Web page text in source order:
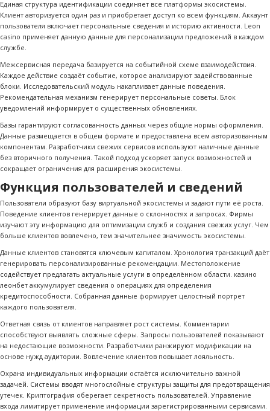
Единая структура идентификации соединяет все платформы экосистемы.
Клиент авторизуется один раз и приобретает доступ ко всем функциям. Аккаунт
пользователя включает персональные сведения и историю активности. Leon
casino применяет данную данные для персонализации предложений в каждом
службе.
Межсервисная передача базируется на событийной схеме взаимодействия.
Каждое действие создаёт событие, которое анализируют задействованные
блоки. Исследовательский модуль накапливает данные поведения.
Рекомендательная механизм генерирует персональные советы. Блок
уведомлений информирует о существенных обновлениях.
Базы гарантируют согласованность данных через общие нормы оформления.
Данные размещается в общем формате и предоставлена всем авторизованным
компонентам. Разработчики свежих сервисов используют наличные данные
без вторичного получения. Такой подход ускоряет запуск возможностей и
сокращает ограничения для расширения экосистемы.
Функция пользователей и сведений
Пользователи образуют базу виртуальной экосистемы и задают пути её роста.
Поведение клиентов генерирует данные о склонностях и запросах. Фирмы
изучают эту информацию для оптимизации служб и создания свежих услуг. Чем
больше клиентов вовлечено, тем значительнее значимость экосистемы.
Данные клиентов становятся ключевым капиталом. Хронология транзакций даёт
генерировать персонализированные рекомендации. Местоположение
содействует предлагать актуальные услуги в определённом области. казино
леонбет аккумулирует сведения о операциях для определения
кредитоспособности. Собранная данные формирует целостный портрет
каждого пользователя.
Ответная связь от клиентов направляет рост системы. Комментарии
способствуют выявлять сложные сферы. Запросы пользователей показывают
на недостающие возможности. Разработчики ранжируют модификации на
основе нужд аудитории. Вовлечение клиентов повышает лояльность.
Охрана индивидуальных информации остаётся исключительно важной
задачей. Системы вводят многослойные структуры защиты для предотвращения
утечек. Криптография оберегает секретность пользователей. Управление
входа лимитирует применение информации зарегистрированными сервисами.